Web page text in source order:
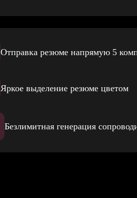
Отправка резюме напрямую 5
Яркое выделение резюме цветом
Безлимитная генерация